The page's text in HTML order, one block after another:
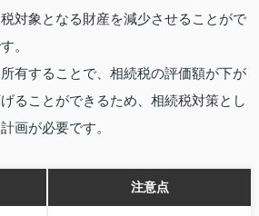
対象となる財産を減少させることがで
。
有することで、相続税の評価額が下が
ることができるため、相続税対策とし
画が必要です。
注意点